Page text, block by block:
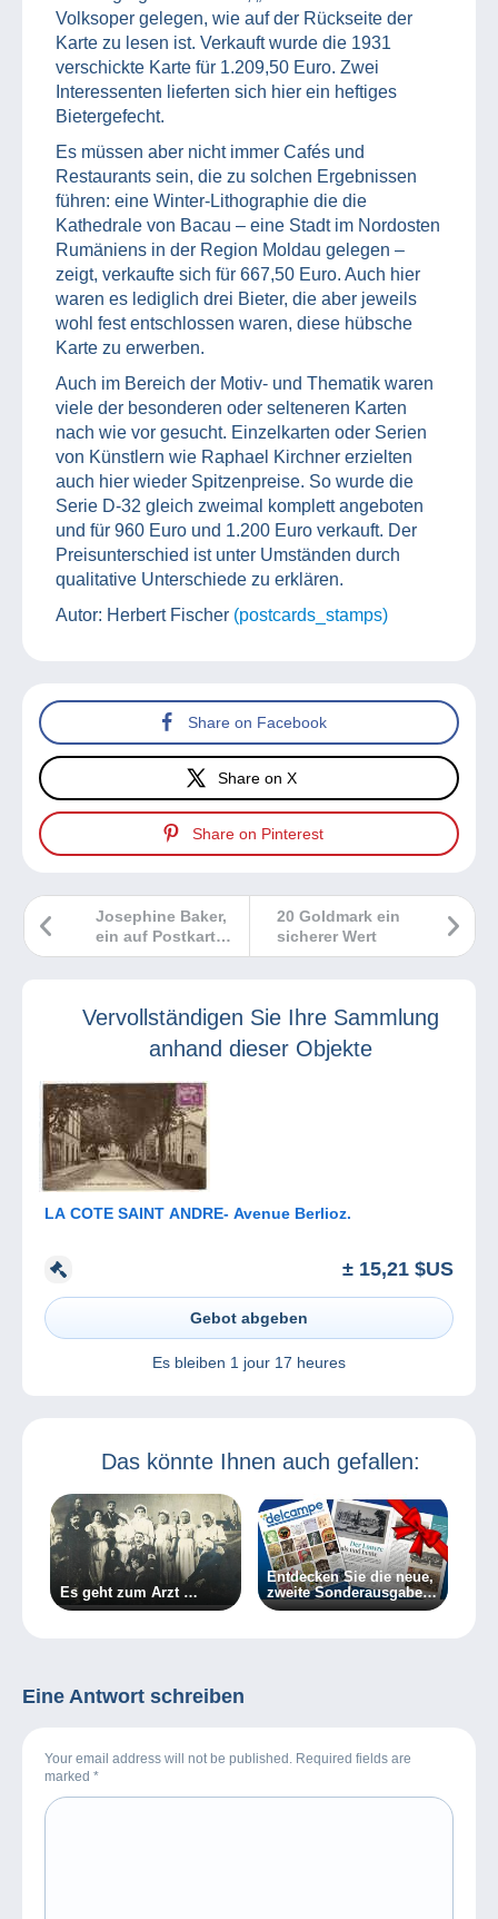
Volksoper gelegen, wie auf der Rückseite der
Karte zu lesen ist. Verkauft wurde die 1931
verschickte Karte für 1.209,50 Euro. Zwei
Interessenten lieferten sich hier ein heftiges
Bietergefecht.
Es müssen aber nicht immer Cafés und
Restaurants sein, die zu solchen Ergebnissen
führen: eine Winter-Lithographie die die
Kathedrale von Bacau – eine Stadt im Nordosten
Rumäniens in der Region Moldau gelegen –
zeigt, verkaufte sich für 667,50 Euro. Auch hier
waren es lediglich drei Bieter, die aber jeweils
wohl fest entschlossen waren, diese hübsche
Karte zu erwerben.
Auch im Bereich der Motiv- und Thematik waren
viele der besonderen oder selteneren Karten
nach wie vor gesucht. Einzelkarten oder Serien
von Künstlern wie Raphael Kirchner erzielten
auch hier wieder Spitzenpreise. So wurde die
Serie D-32 gleich zweimal komplett angeboten
und für 960 Euro und 1.200 Euro verkauft. Der
Preisunterschied ist unter Umständen durch
qualitative Unterschiede zu erklären.
Autor: Herbert Fischer (postcards_stamps)
Share on Facebook
Share on X
Share on Pinterest
20 Goldmark ein
sicherer Wert
Josephine Baker,
ein auf Postkarten
verewigter Star
Vervollständigen Sie Ihre Sammlung
anhand dieser Objekte
LA COTE SAINT ANDRE- Avenue Berlioz.
± 15,21 $US
Gebot abgeben
Es bleiben 1 jour 17 heures
Das könnte Ihnen auch gefallen:
Es geht zum Arzt …
Entdecken Sie die neue,
zweite Sonderausgabe
des Delcampe Magazins
Eine Antwort schreiben
Your email address will not be published. Required fields are
marked *